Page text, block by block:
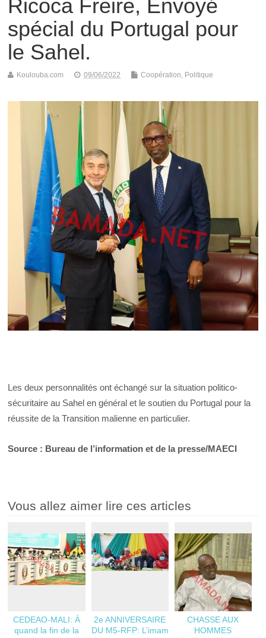
Ricoca Freire, Envoyé
spécial du Portugal pour
le Sahel.
Koulouba.com 09/06/2022 Coopération, Politique
Les deux personnalités ont échangé sur la situation politico-
sécuritaire au Sahel en général et le soutien du Portugal pour la
réussite de la Transition malienne en particulier.
Source : Bureau de l’information et de la presse/MAECI
Vous allez aimer lire ces articles
CEDEAO-MALI: À
quand la fin de la
2e ANNIVERSAIRE
DU M5-RFP: L’imam
CHASSE AUX
HOMMES